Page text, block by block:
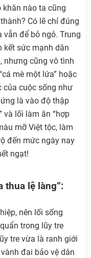
khăn nào ta cũng
Có lẽ chỉ đúng
để bỏ ngỏ. Trung
kết sức mạnh dân
nhưng cũng vô tình
mè một lứa” hoặc
của cuộc sống như
là vào độ thập
và lối làm ăn “hợp
mỡ Việt tộc, làm
đến mức ngày nay
ngạt!
thua lệ làng”:
nên lối sống
trong lũy tre
tre vừa là ranh giới
đai bảo vệ dân